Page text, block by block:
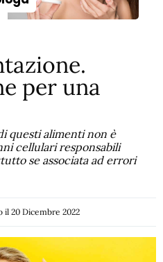
per una
questi alimenti non è
cellulari responsabili
se associata ad errori
il 20 Dicembre 2022